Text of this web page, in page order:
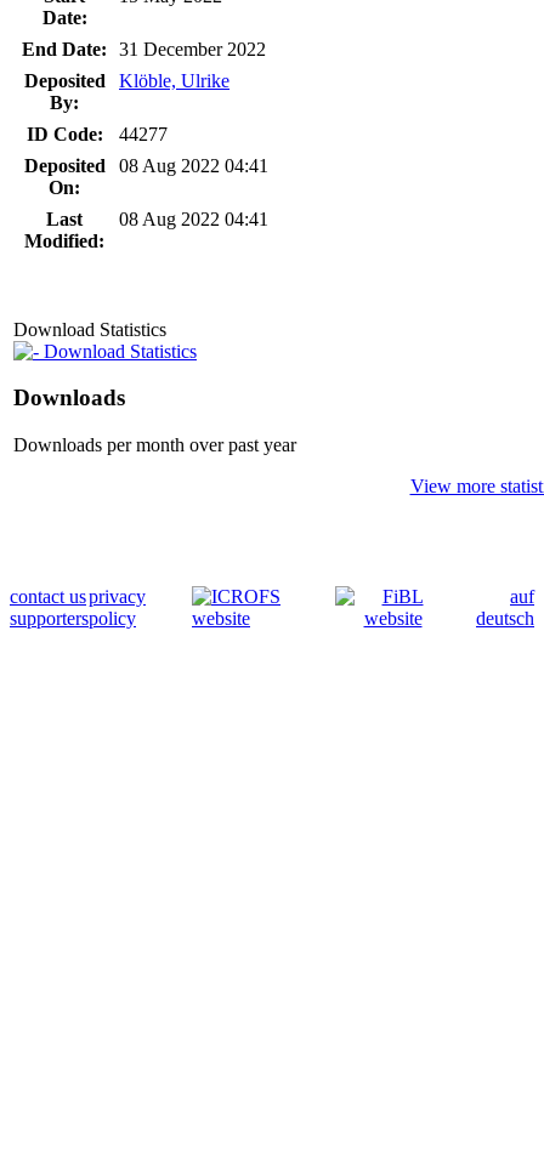
Date:
End Date:
31 December 2022
Deposited
By:
Klöble, Ulrike
ID Code:
44277
Deposited
On:
08 Aug 2022 04:41
Last
Modified:
08 Aug 2022 04:41
Download Statistics
Download Statistics
Downloads
Downloads per month over past year
View more
contact us
supporters
privacy
policy
auf
deutsch